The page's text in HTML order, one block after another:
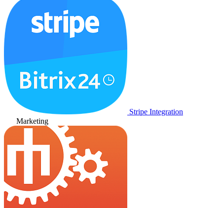
Stripe Integration
Marketing